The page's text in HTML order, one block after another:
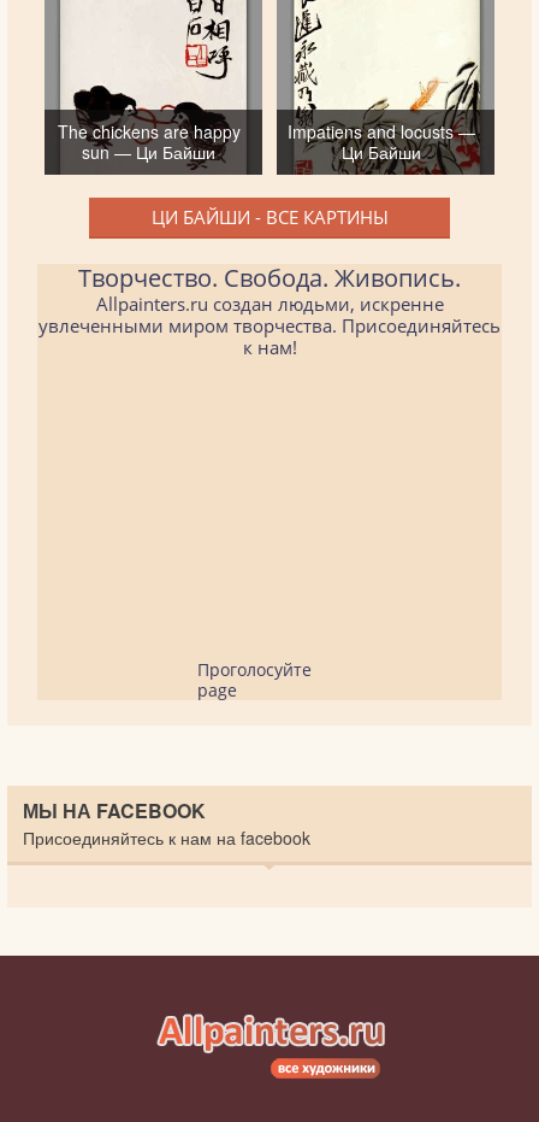
The chickens are happy
sun — Ци Байши
Impatiens and locusts —
Ци Байши
ЦИ БАЙШИ - ВСЕ КАРТИНЫ
Творчество. Свобода. Живопись.
Allpainters.ru создан людьми, искренне
увлеченными миром творчества. Присоединяйтесь
к нам!
Проголосуйте
page
МЫ НА FACEBOOK
Присоединяйтесь к нам на facebook